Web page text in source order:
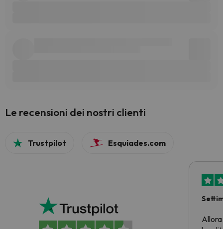
Le recensioni dei nostri clienti
Trustpilot Esquiades.com
Allora